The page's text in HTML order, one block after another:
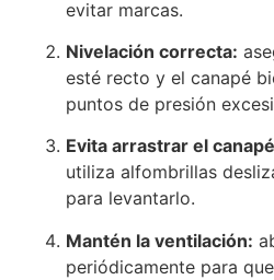
evitar marcas.
Nivelación correcta:
esté recto y el canapé
puntos de presión
Evita arrastrar el
utiliza alfombrillas
para levantarlo.
Mantén la ventilación:
periódicamente para